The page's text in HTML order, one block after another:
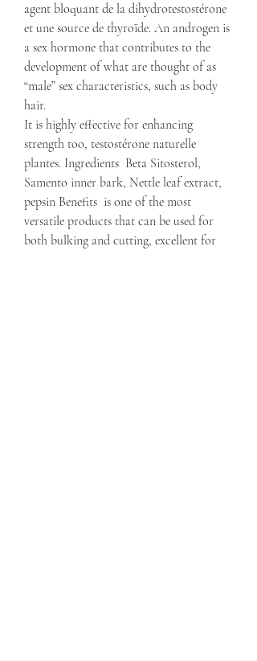
agent bloquant de la dihydrotestostérone
et une source de thyroïde. An androgen is
a sex hormone that contributes to the
development of what are thought of as
“male” sex characteristics, such as body
hair.
It is highly effective for enhancing
strength too, testostérone naturelle
plantes. Ingredients  Beta Sitosterol,
Samento inner bark, Nettle leaf extract,
pepsin Benefits  is one of the most
versatile products that can be used for
both bulking and cutting, excellent for